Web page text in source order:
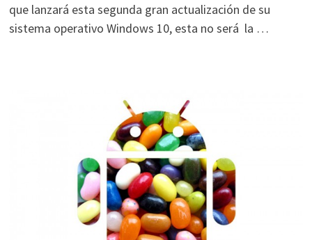
que lanzará esta segunda gran actualización de su
sistema operativo Windows 10, esta no será la …